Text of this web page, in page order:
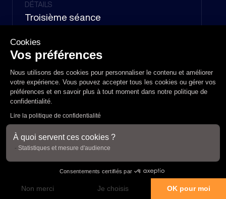
Cookies
Vos préférences
Nous utilisons des cookies pour personnaliser le contenu et améliorer
votre expérience. Vous pouvez accepter tous les cookies ou gérer vos
préférences et en savoir plus à tout moment dans notre politique de
confidentialité.
Lire la politique de confidentialité
À quoi servent ces cookies ?
Statistiques et mesure d'audience
Consentements certifiés par
Non merci Je choisis OK pour moi
DÉTAILS
Troisième séance
PRIX
320 €
SOINS
Cryolipolyse 2 zones